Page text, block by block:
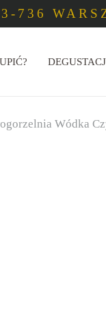
736
Wódka